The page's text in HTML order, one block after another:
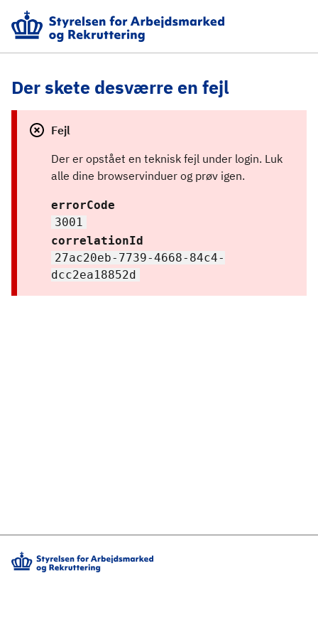
Der skete desværre en fejl
Fejl
Der er opstået en teknisk fejl under login. Luk
alle dine browservinduer og prøv igen.
errorCode
3001
correlationId
27ac20eb-7739-4668-84c4-
dcc2ea18852d